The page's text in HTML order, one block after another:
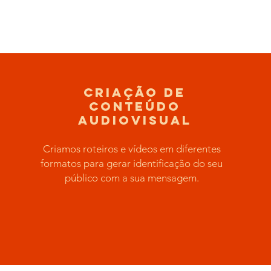
Criação de
conteúdo
audiovisual
Criamos roteiros e vídeos em diferentes
formatos para gerar identificação do seu
público com a sua mensagem.